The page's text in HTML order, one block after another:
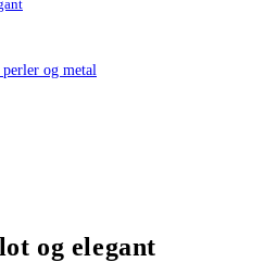
og elegant